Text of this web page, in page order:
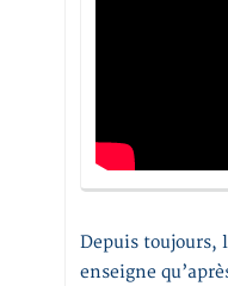
Depuis toujours,
enseigne